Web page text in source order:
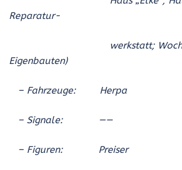
Reparatur-
werkstatt;
Eigenbauten)
– Fahrzeuge: Herpa
– Signale: ——
– Figuren: Preiser